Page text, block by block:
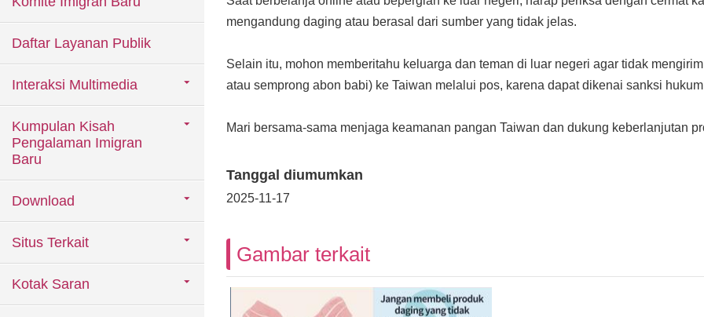
Daftar Layanan Publik
Interaksi Multimedia
Kumpulan Kisah
Pengalaman Imigran
Baru
Download
Situs Terkait
Kotak Saran
mengandung daging atau berasal dari sumber yang tidak jelas.
Selain itu, mohon memberitahu keluarga dan teman di luar negeri agar tidak
atau semprong abon babi) ke Taiwan melalui pos, karena dapat dikenai sanksi
Mari bersama-sama menjaga keamanan pangan Taiwan dan dukung keberlanjutan
Tanggal diumumkan
2025-11-17
Gambar terkait